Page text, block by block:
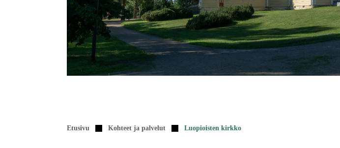
Etusivu Kohteet ja palvelut Luopioisten kirkko